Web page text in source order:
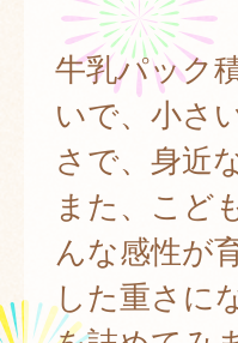
牛乳パック
いで、小さ
さで、身近
また、こど
んな感性が
した重さに